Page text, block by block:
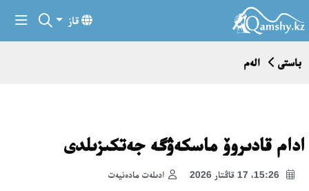
قاز
باستى الەم
ادام قادىروۆ ماسكەۋگە جەتكىزىلدى
ادىلەت مادەنيەت